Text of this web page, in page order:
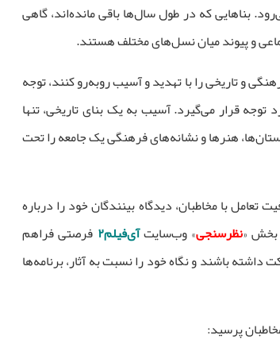
بناهایی که در طول سال‌ها باقی مانده‌اند، گاهی
و پیوند میان نسل‌های مختلف هستند.
و تاریخی را با تهدید و آسیب روبه‌رو کنند، توجه
قرار می‌گیرد. آسیب به یک بنای تاریخی، تنها
هنرها و نشانه‌های فرهنگی یک جامعه را تحت
تعامل با مخاطبان، دیدگاه بینندگان خود را درباره
بخش «نظرسنجی» وب‌سایتآی‌فیلم۲ فرصتی فراهم
باشند و نگاه خود را نسبت به آثار، برنامه‌ها
پرسید: